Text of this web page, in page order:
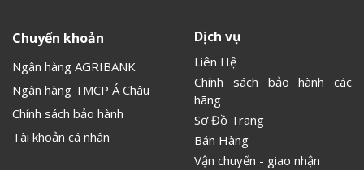
Chuyển khoản
Ngân hàng AGRIBANK
Ngân hàng TMCP Á Châu
Chính sách bảo hành
Tài khoản cá nhân
Dịch vụ
Liên Hệ
Chính sách bảo hành các
hãng
Sơ Đồ Trang
Bán Hàng
Vận chuyển - giao nhận